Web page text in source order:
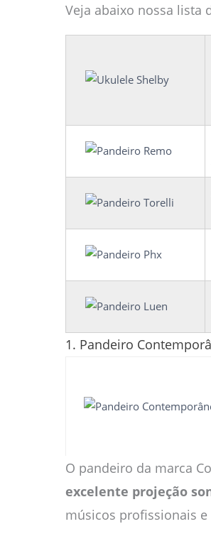
Veja abaixo nossa lista
1. Pandeiro
O pandeiro da marca
excelente projeção
músicos profissionais